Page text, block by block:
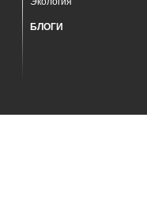
БЛОГИ